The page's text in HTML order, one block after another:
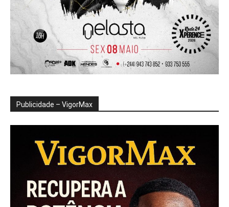
Publicidade – VigorMax